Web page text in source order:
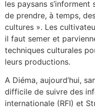
les paysans
de prendre, à temps,
cultures ». Les
il faut semer et
techniques culturales
leurs productions.
A Diéma, aujourd’hui,
difficile de suivre des
internationale (RFI) et